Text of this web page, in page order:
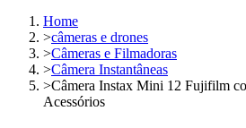
Home
>câmeras e drones
>Câmeras e Filmadoras
>Câmera Instantâneas
>Câmera Instax Mini 12 Fujifilm
Acessórios